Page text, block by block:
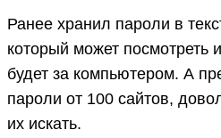
Ранее хранил пароли в
который может посмотреть
будет за компьютером. А
пароли от 100 сайтов,
их искать.